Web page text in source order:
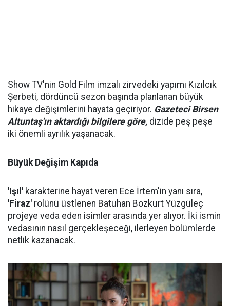
Show TV'nin Gold Film imzalı zirvedeki yapımı Kızılcık
Şerbeti, dördüncü sezon başında planlanan büyük
hikaye değişimlerini hayata geçiriyor. Gazeteci Birsen
Altuntaş'ın aktardığı bilgilere göre, dizide peş peşe
iki önemli ayrılık yaşanacak.
Büyük Değişim Kapıda
'Işıl' karakterine hayat veren Ece İrtem'in yanı sıra,
'Firaz' rolünü üstlenen Batuhan Bozkurt Yüzgüleç
projeye veda eden isimler arasında yer alıyor. İki ismin
vedasının nasıl gerçekleşeceği, ilerleyen bölümlerde
netlik kazanacak.